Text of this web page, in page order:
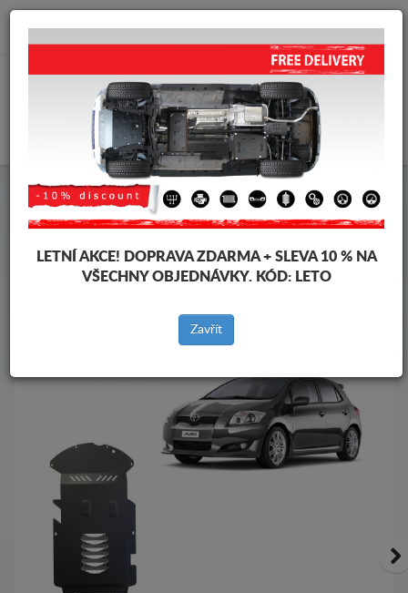
info@krytpodmotor.com
Kryt pod motor Toyota Kryt pod motor Toyota Auris
vozidel
Značky vozidel
Zpět na produkty
LETNÍ AKCE! DOPRAVA ZDARMA + SLEVA 10 % NA
VŠECHNY OBJEDNÁVKY. KÓD: LETO
Zavřít